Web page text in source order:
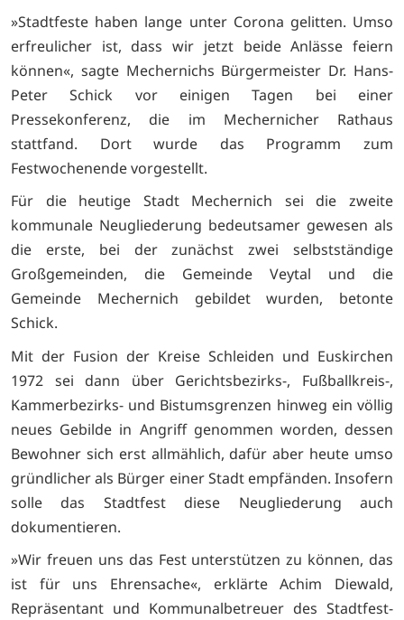
»Stadtfeste haben lange unter Corona gelitten. Umso
erfreulicher ist, dass wir jetzt beide Anlässe feiern
können«, sagte Mechernichs Bürgermeister Dr. Hans-
Peter Schick vor einigen Tagen bei einer
Pressekonferenz, die im Mechernicher Rathaus
stattfand. Dort wurde das Programm zum
Festwochenende vorgestellt.
Für die heutige Stadt Mechernich sei die zweite
kommunale Neugliederung bedeutsamer gewesen als
die erste, bei der zunächst zwei selbstständige
Großgemeinden, die Gemeinde Veytal und die
Gemeinde Mechernich gebildet wurden, betonte
Schick.
Mit der Fusion der Kreise Schleiden und Euskirchen
1972 sei dann über Gerichtsbezirks-, Fußballkreis-,
Kammerbezirks- und Bistumsgrenzen hinweg ein völlig
neues Gebilde in Angriff genommen worden, dessen
Bewohner sich erst allmählich, dafür aber heute umso
gründlicher als Bürger einer Stadt empfänden. Insofern
solle das Stadtfest diese Neugliederung auch
dokumentieren.
»Wir freuen uns das Fest unterstützen zu können, das
ist für uns Ehrensache«, erklärte Achim Diewald,
Repräsentant und Kommunalbetreuer des Stadtfest-